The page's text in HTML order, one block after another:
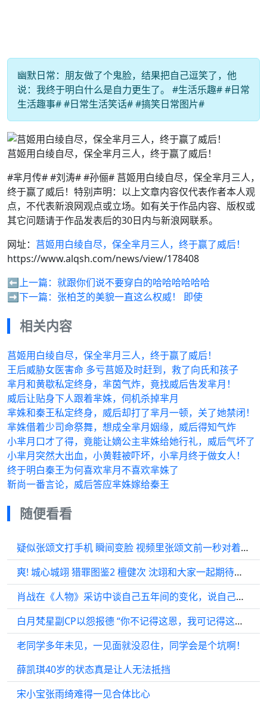
幽默日常：朋友做了个鬼脸，结果把自己逗笑了，他
说：我终于明白什么是自力更生了。 #生活乐趣# #日常
生活趣事# #日常生活笑话# #搞笑日常图片#
莒姬用白绫自尽，保全芈月三人，终于赢了威后！
#芈月传# #刘涛# #孙俪# 莒姬用白绫自尽，保全芈月三人，
终于赢了威后！特别声明：以上文章内容仅代表作者本人观
点，不代表新浪网观点或立场。如有关于作品内容、版权或
其它问题请于作品发表后的30日内与新浪网联系。
网址： 莒姬用白绫自尽，保全芈月三人，终于赢了威后！
https://www.alqsh.com/news/view/178408
⬅️上一篇： 就跟你们说不要穿白的哈哈哈哈哈哈
➡️下一篇： 张柏芝的美貌一直这么权威！ 即使
相关内容
莒姬用白绫自尽，保全芈月三人，终于赢了威后！
王后威胁女医害命 多亏莒姬及时赶到，救了向氏和孩子
芈月和黄歇私定终身，芈茵气炸，竟找威后告发芈月！
威后让贴身下人跟着芈姝，伺机杀掉芈月
芈姝和秦王私定终身，威后却打了芈月一顿，关了她禁闭！
芈姝借着少司命祭舞，想成全芈月姻缘，威后得知气炸
小芈月口才了得，竟能让嫡公主芈姝给她行礼，威后气坏了
小芈月突然大出血，小黄鞋被吓坏，小芈月终于做女人！
终于明白秦王为何喜欢芈月不喜欢芈姝了
靳尚一番言论，威后答应芈姝嫁给秦王
随便看看
疑似张颂文打手机 瞬间变脸 视频里张颂文前一秒对着镜头笑嘻嘻的打招呼…
爽! 城心城翊 猎罪图鉴2 檀健次 沈翊和大家一起期待更多精彩内容！
肖战在《人物》采访中谈自己五年间的变化，说自己变得沉稳和相对自我一点了
白月梵星副CP以怨报德 “你不记得这恩，我可记得这情呢” 代露娃常华森
老同学多年未见，一见面就没忍住，同学会是个坑啊！
薛凯琪40岁的状态真是让人无法抵挡
宋小宝张雨绮难得一见合体比心